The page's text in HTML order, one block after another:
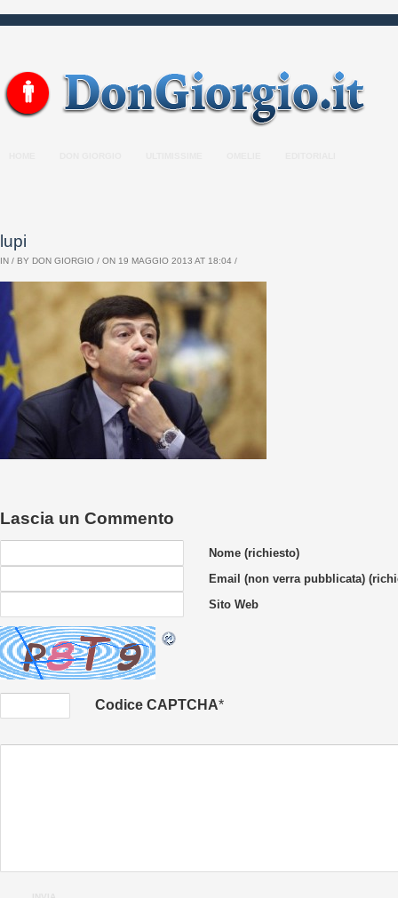
lupi
IN / BY DON GIORGIO / ON 19 MAGGIO 2013 AT 18:04 /
Lascia un Commento
Nome (richiesto)
Email (non verra pubblicata)
Sito Web
Codice CAPTCHA*